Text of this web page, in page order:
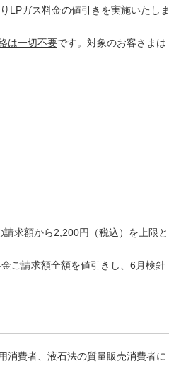
LPガス料金の値引きを実施いたしま
は一切不要です。対象のお客さまは
請求額から2,200円（税込）を上限と
ご請求額全額を値引きし、6月検針
消費者、液石法の質量販売消費者に